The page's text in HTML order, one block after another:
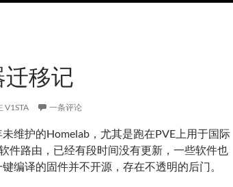
移记
V1STA 一条评论
维护的Homelab，尤其是跑在PVE上用于国际
件路由，已经有段时间没有更新，一些软件也
编译的固件并不开源，存在不透明的后门。